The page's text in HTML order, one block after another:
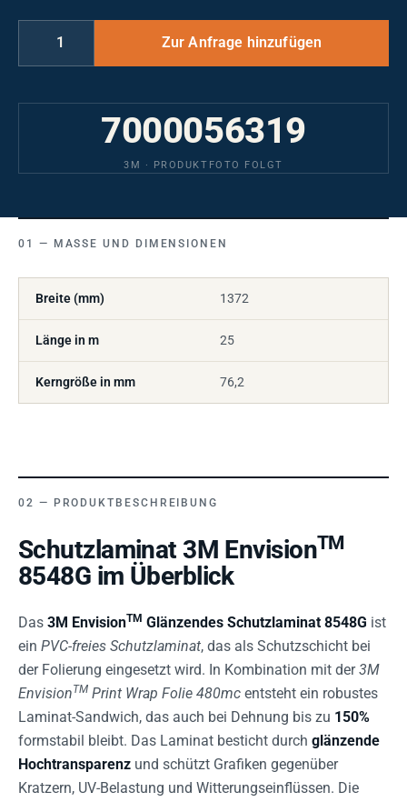
7000056319
3M · PRODUKTFOTO FOLGT
MASSE UND DIMENSIONEN
Breite (mm) 1372
Länge in m 25
Kerngröße in mm 76,2
PRODUKTBESCHREIBUNG
Schutzlaminat 3M EnvisionTM
8548G im Überblick
Das 3M EnvisionTM Glänzendes Schutzlaminat 8548G ist
ein PVC-freies Schutzlaminat, das als Schutzschicht bei
der Folierung eingesetzt wird. In Kombination mit der3M
EnvisionTM Print Wrap Folie 480mc entsteht ein robustes
Laminat-Sandwich, das auch bei Dehnung bis zu 150%
formstabil bleibt. Das Laminat besticht durch glänzende
Hochtransparenz und schützt Grafiken gegenüber
Kratzern, UV-Belastung und Witterungseinflüssen. Die